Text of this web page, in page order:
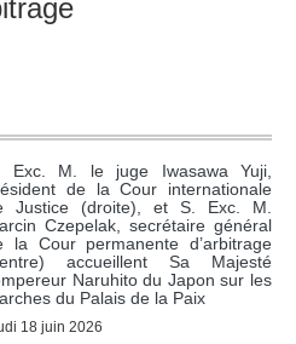
Exc. M. le juge Iwasawa Yuji,
de la Cour internationale
Justice (droite), et S. Exc. M.
Czepelak, secrétaire général
la Cour permanente d’arbitrage
accueillent Sa Majesté
Naruhito du Japon sur les
du Palais de la Paix
18 juin 2026